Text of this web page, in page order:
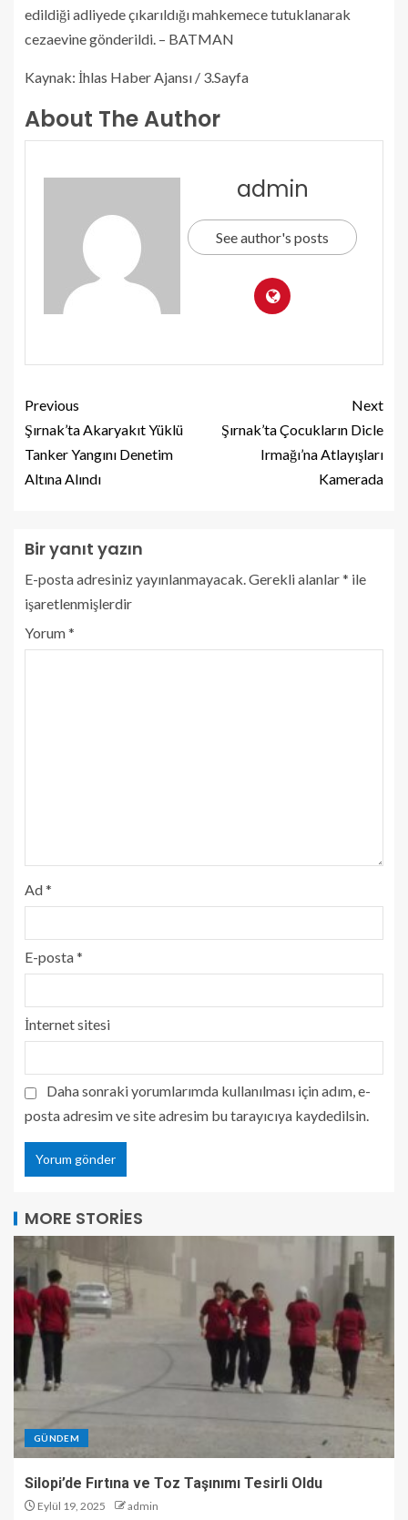
edildiği adliyede çıkarıldığı mahkemece tutuklanarak
cezaevine gönderildi. – BATMAN
Kaynak: İhlas Haber Ajansı / 3.Sayfa
About The Author
admin
See author's posts
Previous
Şırnak’ta Akaryakıt Yüklü
Tanker Yangını Denetim
Altına Alındı
Next
Şırnak’ta Çocukların Dicle
Irmağı’na Atlayışları
Kamerada
Bir yanıt yazın
E-posta adresiniz yayınlanmayacak.Gerekli alanlar* ile
işaretlenmişlerdir
Yorum*
Ad*
E-posta*
İnternet sitesi
Daha sonraki yorumlarımda kullanılması için adım, e-
posta adresim ve site adresim bu tarayıcıya kaydedilsin.
MORE STORIES
GÜNDEM
Silopi’de Fırtına ve Toz Taşınımı Tesirli Oldu
Eylül 19, 2025 admin